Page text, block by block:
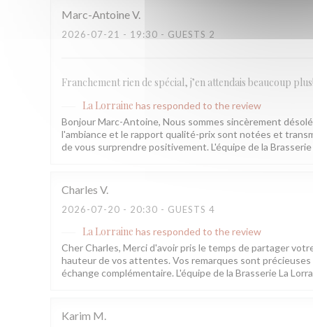
Marc-AntoineV
2026-07-21 - 19:30 - GUESTS 2
Franchement rien de spécial, j’en attendais beaucoup plus!
La Lorraine has responded to the review
Bonjour Marc-Antoine, Nous sommes sincèrement
l'ambiance et le rapport qualité-prix sont notées et
de vous surprendre positivement. L'équipe de la Brasserie
Charles V
2026-07-20 - 20:30 - GUESTS 4
La Lorraine has responded to the review
Cher Charles, Merci d'avoir pris le temps de partager
hauteur de vos attentes. Vos remarques sont
échange complémentaire. L'équipe de la Brasserie La
Karim M